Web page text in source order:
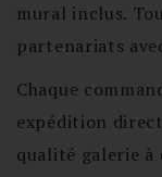
mural inclus.
partenariats
Chaque
expédition
qualité galerie à